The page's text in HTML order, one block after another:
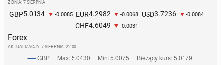
Z DNIA: 7 SIERPNIA
GBP5.0134 -0.0085 EUR4.2982 -0.0068 USD3.7236 -0.0084
CHF4.6049 -0.0031
Forex
AKTUALIZACJA: 7 SIERPNIA, 22:00